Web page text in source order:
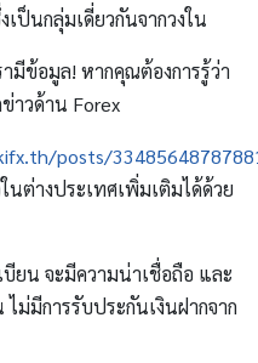
เป็นกลุ่มเดี่ยวกันจากวงใน
มีข้อมูล! หากคุณต้องการรู้ว่า
าวด้าน Forex
posts/
ต่างประเทศเพิ่มเติมได้ด้วย
ยน จะมีความน่าเชื่อถือ และ
ไม่มีการรับประกันเงินฝากจาก